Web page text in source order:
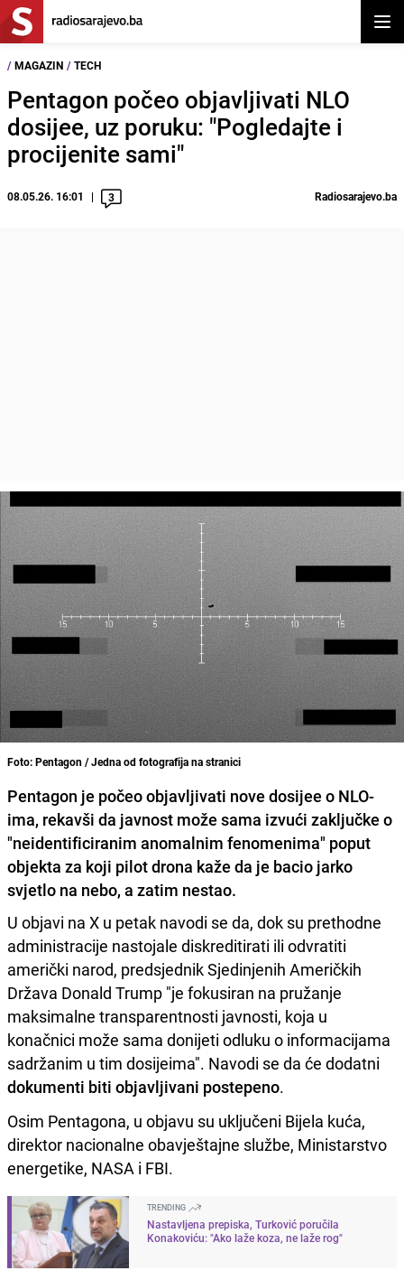
/ MAGAZIN / TECH
Pentagon počeo objavljivati NLO
dosijee, uz poruku: "Pogledajte i
procijenite sami"
08.05.26. 16:01 3 Radiosarajevo.ba
Foto: Pentagon / Jedna od fotografija na stranici
Pentagon je počeo objavljivati ​​nove dosijee o NLO-
ima, rekavši da javnost može sama izvući zaključke o
"neidentificiranim anomalnim fenomenima" poput
objekta za koji pilot drona kaže da je bacio jarko
svjetlo na nebo, a zatim nestao.
U objavi na X u petak navodi se da, dok su prethodne
administracije nastojale diskreditirati ili odvratiti
američki narod, predsjednik Sjedinjenih Američkih
Država Donald Trump "je fokusiran na pružanje
maksimalne transparentnosti javnosti, koja u
konačnici može sama donijeti odluku o informacijama
sadržanim u tim dosijeima". Navodi se da će dodatni
dokumenti biti objavljivani postepeno.
Osim Pentagona, u objavu su uključeni Bijela kuća,
direktor nacionalne obavještajne službe, Ministarstvo
energetike, NASA i FBI.
TRENDING
Nastavljena prepiska, Turković poručila
Konakoviću: "Ako laže koza, ne laže rog"